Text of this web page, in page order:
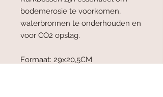
bodemerosie te voorkomen,
waterbronnen te onderhouden en
voor CO2 opslag.
Formaat: 29x20,5CM